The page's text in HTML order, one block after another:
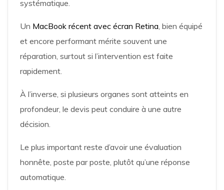
systématique.
Un MacBook récent avec écran Retina, bien équipé
et encore performant mérite souvent une
réparation, surtout si l’intervention est faite
rapidement.
À l’inverse, si plusieurs organes sont atteints en
profondeur, le devis peut conduire à une autre
décision.
Le plus important reste d’avoir une évaluation
honnête, poste par poste, plutôt qu’une réponse
automatique.